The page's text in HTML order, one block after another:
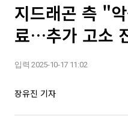
지드래곤 측 "
료…추가 고소
입력 2025-10-17 11:02
장유진 기자